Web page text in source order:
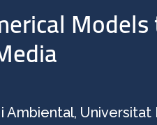
Ambiental,